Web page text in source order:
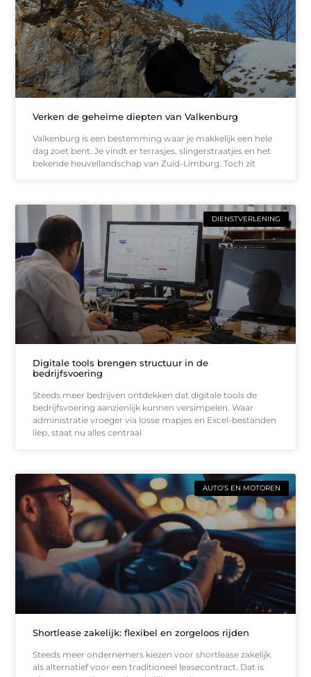
Verken de geheime diepten van Valkenburg
Valkenburg is een bestemming waar je makkelijk een hele
dag zoet bent. Je vindt er terrasjes, slingerstraatjes en het
bekende heuvellandschap van Zuid-Limburg. Toch zit
DIENSTVERLENING
Digitale tools brengen structuur in de
bedrijfsvoering
Steeds meer bedrijven ontdekken dat digitale tools de
bedrijfsvoering aanzienlijk kunnen versimpelen. Waar
administratie vroeger via losse mapjes en Excel-bestanden
liep, staat nu alles centraal
AUTO’S EN MOTOREN
Shortlease zakelijk: flexibel en zorgeloos rijden
Steeds meer ondernemers kiezen voor shortlease zakelijk
als alternatief voor een traditioneel leasecontract. Dat is